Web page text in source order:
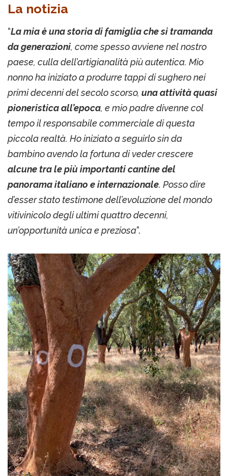
La notizia
“La mia è una storia di famiglia che si tramanda
da generazioni, come spesso avviene nel nostro
paese, culla dell’artigianalità più autentica. Mio
nonno ha iniziato a produrre tappi di sughero nei
primi decenni del secolo scorso, una attività quasi
pioneristica all’epoca, e mio padre divenne col
tempo il responsabile commerciale di questa
piccola realtà. Ho iniziato a seguirlo sin da
bambino avendo la fortuna di veder crescere
alcune tra le più importanti cantine del
panorama italiano e internazionale. Posso dire
d’esser stato testimone dell’evoluzione del mondo
vitivinicolo degli ultimi quattro decenni,
un’opportunità unica e preziosa”.